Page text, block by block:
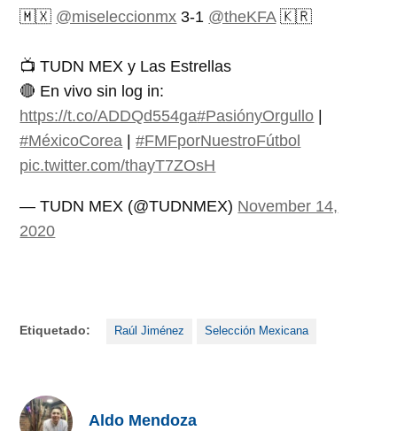
🇲🇽 @miseleccionmx 3-1 @theKFA🇰🇷
📺 TUDN MEX y Las Estrellas
🔴 En vivo sin log in:
https://t.co/ADDQd554ga#PasiónyOrgullo
#MéxicoCorea |#FMFporNuestroFútbol
pic.twitter.com/thayT7ZOsH
— TUDN MEX (@TUDNMEX) November 14,
2020
Etiquetado: Raúl Jiménez Selección Mexicana
Aldo Mendoza